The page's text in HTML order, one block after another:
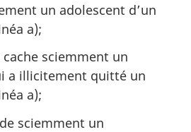
un adolescent d’un
a);
sciemment un
a illicitement quitté un
a);
sciemment un